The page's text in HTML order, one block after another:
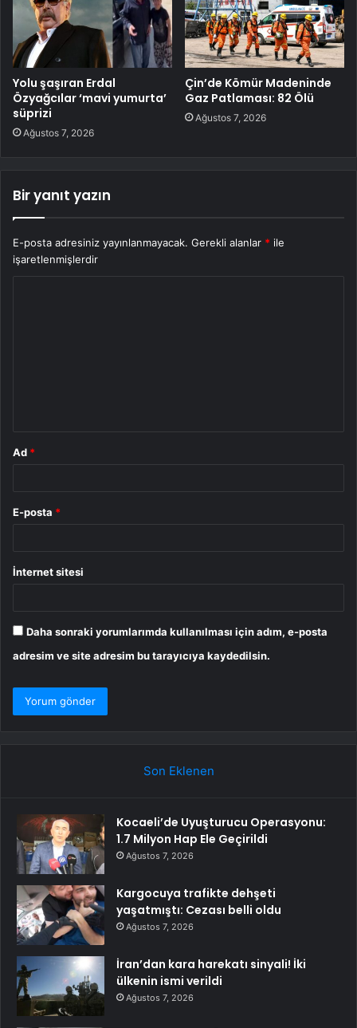
Yolu şaşıran Erdal
Özyağcılar ‘mavi yumurta’
süprizi
Ağustos 7, 2026
Çin’de Kömür Madeninde
Gaz Patlaması: 82 Ölü
Ağustos 7, 2026
Bir yanıt yazın
E-posta adresiniz yayınlanmayacak. Gerekli alanlar * ile
işaretlenmişlerdir
Ad *
E-posta *
İnternet sitesi
Daha sonraki yorumlarımda kullanılması için adım, e-posta
adresim ve site adresim bu tarayıcıya kaydedilsin.
Son Eklenen
Kocaeli’de Uyuşturucu Operasyonu:
1.7 Milyon Hap Ele Geçirildi
Ağustos 7, 2026
Kargocuya trafikte dehşeti
yaşatmıştı: Cezası belli oldu
Ağustos 7, 2026
İran’dan kara harekatı sinyali! İki
ülkenin ismi verildi
Ağustos 7, 2026